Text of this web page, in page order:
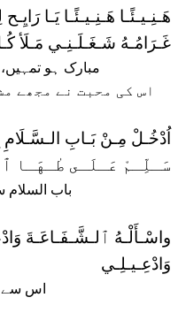
هَـنِـيـئًـا هَـنِـيـئًـا يَـا
غَـرَامُـهُ شَـغَـلَـنِـي مَـلَأ
مبارک ہو
اس کی محبت نے مجھے
اُدْخُـلْ مِـنْ بَـابِ الـسَّـلَامِ
سَـلِّـمْ عَـلَـى طٰـهَـا
باب السلام
واسْـأَلْـهُ ٱلـشَّـفَـاعَـةَ
وَادْعِـيـلِـي
اس سے